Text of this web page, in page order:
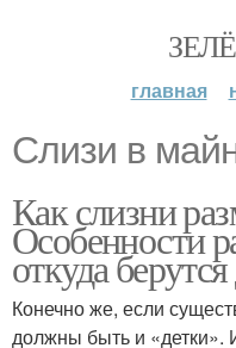
главная
Слизи в
Как слизни
Особенности
откуда
Конечно же, если
должны быть и «детки».